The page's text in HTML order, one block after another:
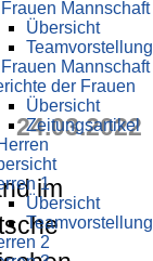
Mannschaft
Übersicht
Teamvorstellung
Mannschaft
der Frauen
Übersicht
Zeitungsartikel
1
Übersicht
Teamvorstellung
2
24.03.2022
im